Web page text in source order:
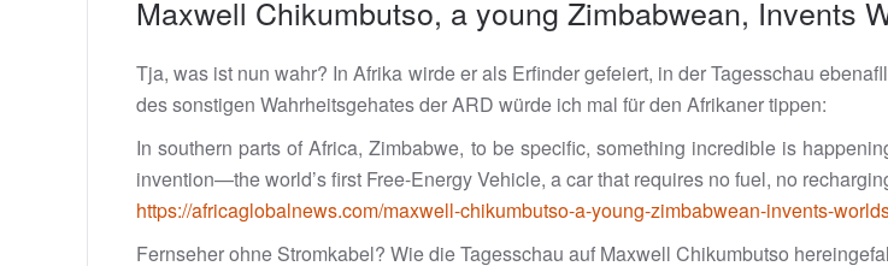
Maxwell Chikumbutso, a young Zimbabwean, Invents
Tja, was ist nun wahr? In Afrika wirde er als Erfinder gefeiert, in der Tagesschau
des sonstigen Wahrheitsgehates der ARD würde ich mal für den Afrikaner tippen:
In southern parts of Africa, Zimbabwe, to be specific, something incredible is
invention—the world’s first Free-Energy Vehicle, a car that requires no fuel, no
https://africaglobalnews.com/maxwell-chikumbutso-a-young-zimbabwean-invents-
Fernseher ohne Stromkabel? Wie die Tagesschau auf Maxwell Chikumbutso